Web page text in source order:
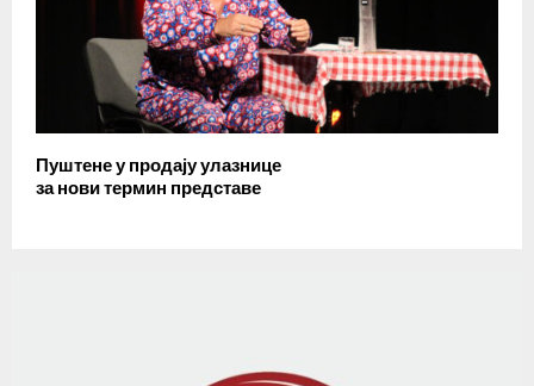
Пуштене у продају улазнице
за нови термин представе